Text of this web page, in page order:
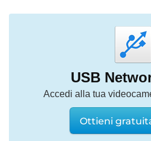
USB
Accedi alla tua
Ottieni